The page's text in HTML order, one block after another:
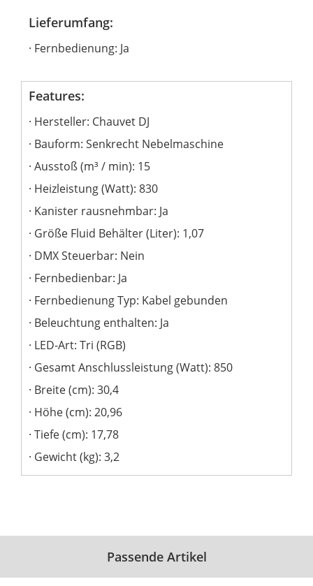
Lieferumfang:
Fernbedienung: Ja
Features:
Hersteller: Chauvet DJ
Bauform: Senkrecht Nebelmaschine
Ausstoß (m³ / min): 15
Heizleistung (Watt): 830
Kanister rausnehmbar: Ja
Größe Fluid Behälter (Liter): 1,07
DMX Steuerbar: Nein
Fernbedienbar: Ja
Fernbedienung Typ: Kabel gebunden
Beleuchtung enthalten: Ja
LED-Art: Tri (RGB)
Gesamt Anschlussleistung (Watt): 850
Breite (cm): 30,4
Höhe (cm): 20,96
Tiefe (cm): 17,78
Gewicht (kg): 3,2
Passende Artikel